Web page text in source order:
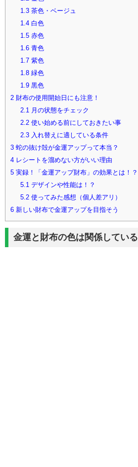
1.3茶色・ベージュ
1.4白色
1.5赤色
1.6青色
1.7紫色
1.8緑色
1.9黒色
2 財布の使用開始日にも注意！
2.1月の状態をチェック
2.2使い始める前にしておきたい事
2.3入れ替えに適している条件
3 蛇の抜け殻が金運アップって本当？
4 レシートを溜めない方がいい理由
5 実録！「金運アップ財布」の効果とは！？
5.1デザインや性能は！？
5.2使ってみた感想（個人差アリ）
6 新しい財布で金運アップを目指そう
金運と財布の色は関係してい